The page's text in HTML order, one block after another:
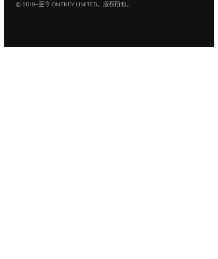
© 2019–至今 ONEKEY LIMITED。版权所有。